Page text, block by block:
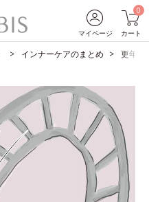
マイページ
0
カート
インナーケアのまとめ 更年期